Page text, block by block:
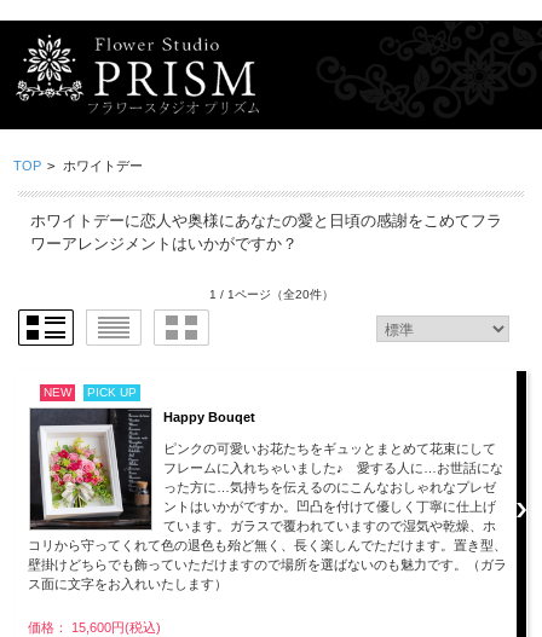
TOP > ホワイトデー
ホワイトデーに恋人や奥様にあなたの愛と日頃の感謝をこめてフラ
ワーアレンジメントはいかがですか？
1 / 1ページ （全20件）
NEW PICK UP
Happy Bouqet
ピンクの可愛いお花たちをギュッとまとめて花束にして
フレームに入れちゃいました♪ 愛する人に…お世話にな
った方に…気持ちを伝えるのにこんなおしゃれなプレゼ
ントはいかがですか。凹凸を付けて優しく丁寧に仕上げ
ています。ガラスで覆われていますので湿気や乾燥、ホ
コリから守ってくれて色の退色も殆ど無く、長く楽しんでただけます。置き型、
壁掛けどちらでも飾っていただけますので場所を選ばないのも魅力です。（ガラ
ス面に文字をお入れいたします）
価格： 15,600円(税込)